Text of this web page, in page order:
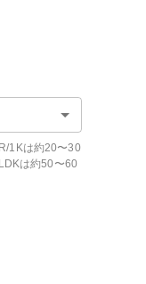
1Kは約20〜30
は約50〜60